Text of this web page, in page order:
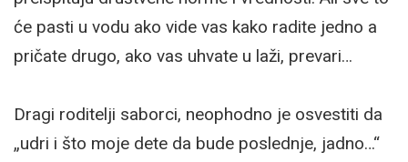
će pasti u vodu ako vide vas kako radite jedno a
pričate drugo, ako vas uhvate u laži, prevari…
Dragi roditelji saborci, neophodno je osvestiti da
„udri i što moje dete da bude poslednje, jadno…“